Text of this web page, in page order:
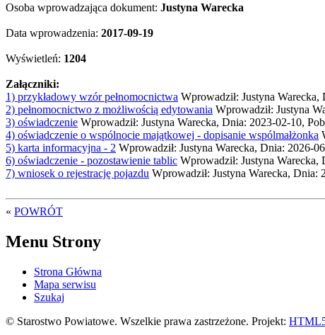
Osoba wprowadzająca dokument: Justyna Warecka
Data wprowadzenia: 2017-09-19
Wyświetleń: 1204
Załączniki:
1) przykładowy wzór pełnomocnictwa Wprowadził: Justyna
2) pełnomocnictwo z możliwością edytowania Wprowadził: Justyna
3) oświadczenie Wprowadził: Justyna Warecka, Dnia: 2023-02-10,
4) oświadczenie o wspólnocie majątkowej - dopisanie wspólmałżonka
5) karta informacyjna - 2 Wprowadził: Justyna Warecka, Dnia: 2026-
6) oświadczenie - pozostawienie tablic Wprowadził: Justyna
7) wniosek o rejestrację pojazdu Wprowadził: Justyna Warecka,
« POWRÓT
Menu Strony
Strona Główna
Mapa serwisu
Szukaj
© Starostwo Powiatowe. Wszelkie prawa zastrzeżone. Projekt: